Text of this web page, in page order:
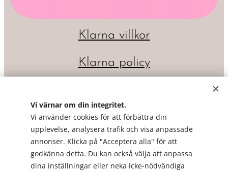
Klarna villkor
Klarna policy
Vi värnar om din integritet.
Vi använder cookies för att förbättra din
upplevelse, analysera trafik och visa anpassade
annonser. Klicka på "Acceptera alla" för att
godkänna detta. Du kan också välja att anpassa
dina inställningar eller neka icke-nödvändiga